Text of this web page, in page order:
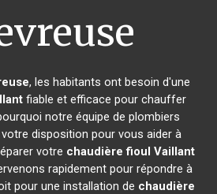
, les habitants ont besoin d'une
fiable et efficace pour chauffer
notre équipe de plombiers
disposition pour vous aider à
votre chaudière fioul Vaillant
rapidement pour répondre à
pour une installation de chaudière